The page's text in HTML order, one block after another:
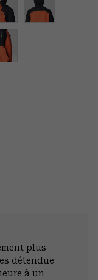
plus
détendue
à un